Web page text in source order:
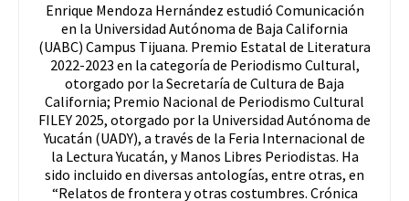
Enrique Mendoza Hernández estudió Comunicación
en la Universidad Autónoma de Baja California
(UABC) Campus Tijuana. Premio Estatal de Literatura
2022-2023 en la categoría de Periodismo Cultural,
otorgado por la Secretaría de Cultura de Baja
California; Premio Nacional de Periodismo Cultural
FILEY 2025, otorgado por la Universidad Autónoma de
Yucatán (UADY), a través de la Feria Internacional de
la Lectura Yucatán, y Manos Libres Periodistas. Ha
sido incluido en diversas antologías, entre otras, en
“Relatos de frontera y otras costumbres. Crónica